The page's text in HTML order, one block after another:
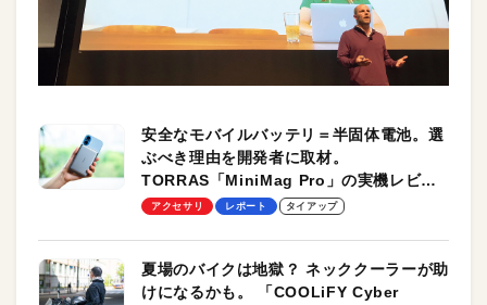
安全なモバイルバッテリ＝半固体電池。選
ぶべき理由を開発者に取材。
TORRAS「MiniMag Pro」の実機レビュ
ーも
アクセサリ レポート タイアップ
夏場のバイクは地獄？ ネッククーラーが助
けになるかも。 「COOLiFY Cyber